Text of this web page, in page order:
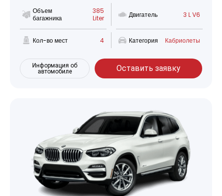
Объем
багажника
385
Liter
Двигатель 3 L V6
Кол-во мест 4 Категория Кабриолеты
Информация об
автомобиле
Оставить заявку